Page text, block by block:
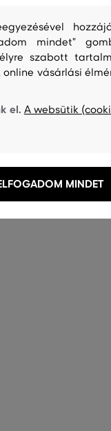
mindet"
szabott
online vásárlási
el. A websütik
MINDET